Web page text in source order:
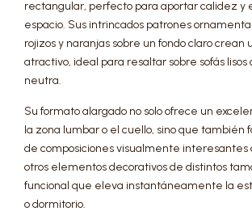
rectangular, perfecto para aportar calidez y
espacio. Sus intrincados patrones
rojizos y naranjas sobre un fondo claro crean
atractivo, ideal para resaltar sobre sofás lisos
neutra.
Su formato alargado no solo ofrece un
la zona lumbar o el cuello, sino que también
de composiciones visualmente interesantes
otros elementos decorativos de distintos
funcional que eleva instantáneamente la
o dormitorio.